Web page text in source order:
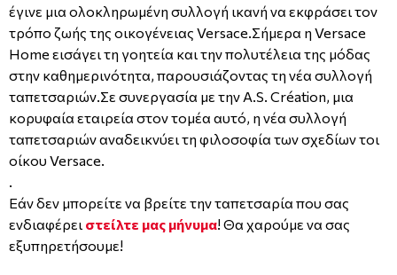
έγινε μια ολοκληρωμένη συλλογή ικανή να εκφράσει τον
τρόπο ζωής της οικογένειας Versace.Σήμερα η Versace
Home εισάγει τη γοητεία και την πολυτέλεια της μόδας
στην καθημερινότητα, παρουσιάζοντας τη νέα συλλογή
ταπετσαριών.Σε συνεργασία με την A.S. Création, μια
κορυφαία εταιρεία στον τομέα αυτό, η νέα συλλογή
ταπετσαριών αναδεικνύει τη φιλοσοφία των σχεδίων τοι
οίκου Versace.
.
Εάν δεν μπορείτε να βρείτε την ταπετσαρία που σας
ενδιαφέρει στείλτε μας μήνυμα! Θα χαρούμε να σας
εξυπηρετήσουμε!